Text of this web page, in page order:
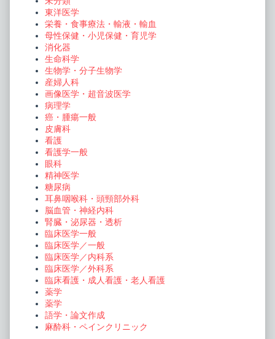
東洋医学
栄養・食事療法・輸液・輸血
母性保健・小児保健・育児学
消化器
生命科学
生物学・分子生物学
産婦人科
画像医学・超音波医学
病理学
癌・腫瘍一般
皮膚科
看護
看護学一般
眼科
精神医学
糖尿病
耳鼻咽喉科・頭頸部外科
脳血管・神経内科
腎臓・泌尿器・透析
臨床医学一般
臨床医学／一般
臨床医学／内科系
臨床医学／外科系
臨床看護・成人看護・老人看護
薬学
薬学
語学・論文作成
麻酔科・ペインクリニック